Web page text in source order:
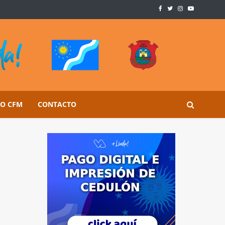
CFM CONTACTO